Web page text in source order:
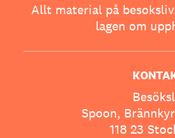
Allt material på
lagen om
Spoon,
118 23